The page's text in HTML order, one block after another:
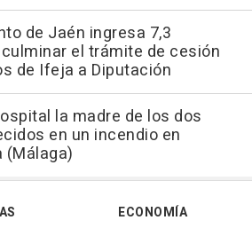
de Jaén ingresa 7,3
el trámite de cesión
de Ifeja a Diputación
la madre de los dos
en un incendio en
(Málaga)
ECONOMÍA